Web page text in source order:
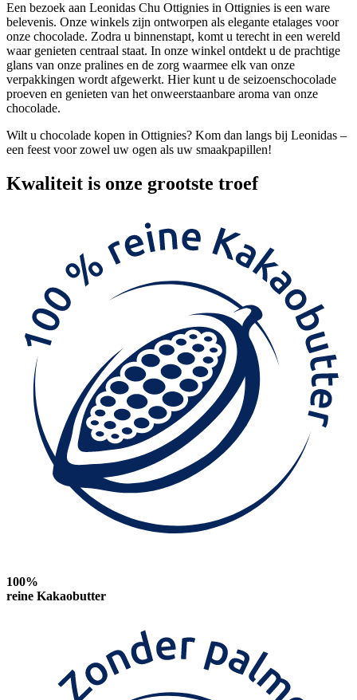
Een bezoek aan Leonidas Chu Ottignies in Ottignies is een ware
belevenis. Onze winkels zijn ontworpen als elegante etalages voor
onze chocolade. Zodra u binnenstapt, komt u terecht in een wereld
waar genieten centraal staat. In onze winkel ontdekt u de prachtige
glans van onze pralines en de zorg waarmee elk van onze
verpakkingen wordt afgewerkt. Hier kunt u de seizoenschocolade
proeven en genieten van het onweerstaanbare aroma van onze
chocolade.
Wilt u chocolade kopen in Ottignies? Kom dan langs bij Leonidas –
een feest voor zowel uw ogen als uw smaakpapillen!
Kwaliteit is onze grootste troef
100%
reine Kakaobutter